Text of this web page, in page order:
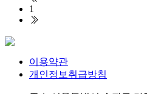
1
이용약관
개인정보취급방침